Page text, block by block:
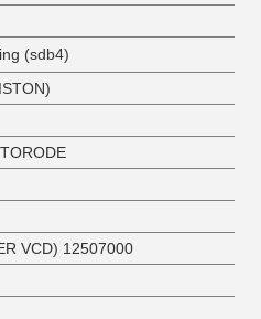
(sdb4)
VCD) 12507000